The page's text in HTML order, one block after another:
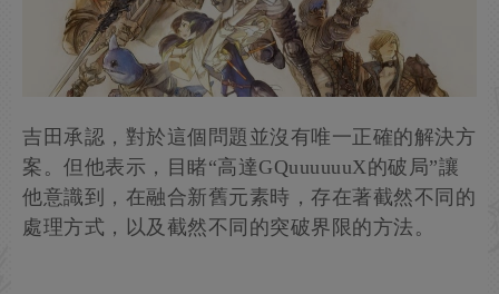
吉田承認，對於這個問題並沒有唯一正確的解決方
案。但他表示，目睹“高達GQuuuuuuX的破局”讓
他意識到，在融合新舊元素時，存在著截然不同的
處理方式，以及截然不同的突破界限的方法。